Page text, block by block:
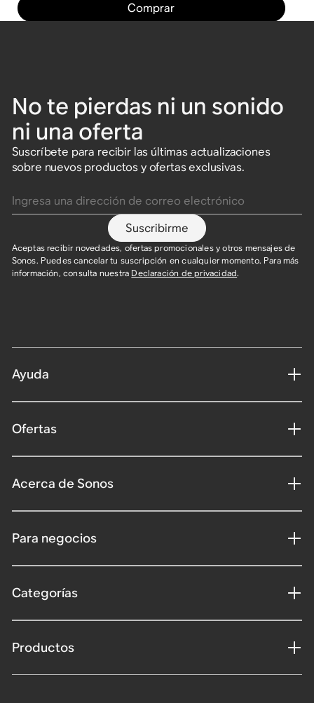
Comprar
No te pierdas ni un sonido
ni una oferta
Suscríbete para recibir las últimas actualizaciones
sobre nuevos productos y ofertas exclusivas.
Suscribirme
Aceptas recibir novedades, ofertas promocionales y otros mensajes de
Sonos. Puedes cancelar tu suscripción en cualquier momento. Para más
información, consulta nuestra Declaración de privacidad.​
Ayuda
Ofertas
Acerca de Sonos
Para negocios
Categorías
Productos